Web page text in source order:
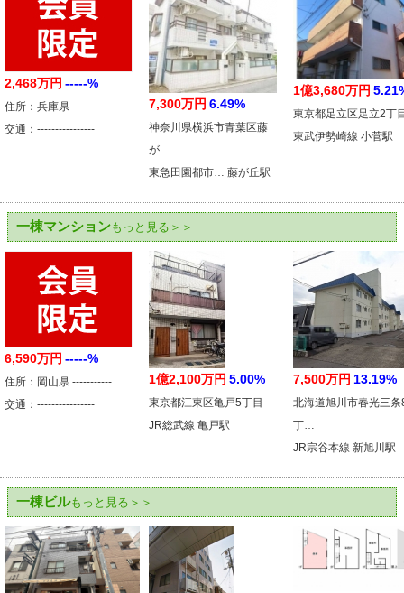
2,468万円 -----%
住所：兵庫県 -----------
交通：----------------
7,300万円 6.49%
神奈川県横浜市青葉区藤
が…
東急田園都市… 藤が丘駅
1億3,680万円
東京都足立区足立2丁
東武伊勢崎線 小菅駅
一棟マンションもっと見る＞＞
6,590万円 -----%
住所：岡山県 -----------
交通：----------------
1億2,100万円 5.00%
東京都江東区亀戸5丁目
JR総武線 亀戸駅
7,500万円 13.19%
北海道旭川市春光三条
丁…
JR宗谷本線 新旭川駅
一棟ビルもっと見る＞＞